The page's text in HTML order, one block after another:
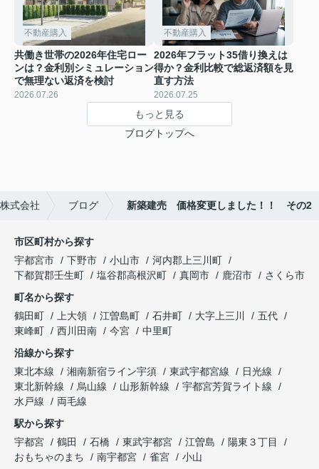
不動産購入
共働き世帯の2026年住宅ロー
ンは？金利別シミュレーション
で無理ない返済を検討
2026.07.26
不動産購入
2026年フラット35借り換えは
得か？金利比較で総返済額を見
直す方法
2026.07.25
もっと見る
ブログトップへ
式会社 ブログ 新築建売 価格変更しました！！ その2
市区町村から探す
宇都宮市
下野市 小山市
河内郡上三川町
下都賀郡壬生町
塩谷郡高根沢町 真岡市 鹿沼市
さくら市
町名から探す
鶴田町
上大領 江曽島町 石井町 大字上三川
五代
東峰町
西川田南 今宮
中里町
沿線から探す
東北本線
湘南新宿ライン宇須 東武宇都宮線
日光線
東北新幹線
烏山線 山形新幹線
宇都宮芳賀ライト線
水戸線
両毛線
駅から探す
宇都宮
鶴田 石橋 東武宇都宮 江曽島
陽東３丁目
おもちゃのまち
南宇都宮 雀宮 小山